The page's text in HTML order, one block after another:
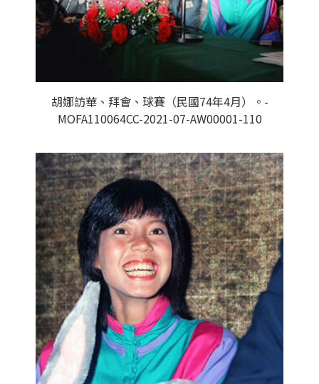
胡娜訪華、拜會、球賽（民國74年4月）。-
MOFA110064CC-2021-07-AW00001-110